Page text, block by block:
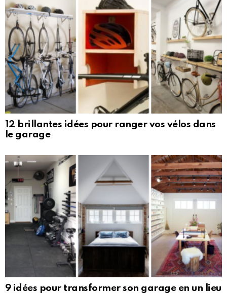
12 brillantes idées pour ranger vos vélos dans
le garage
9 idées pour transformer son garage en un lieu